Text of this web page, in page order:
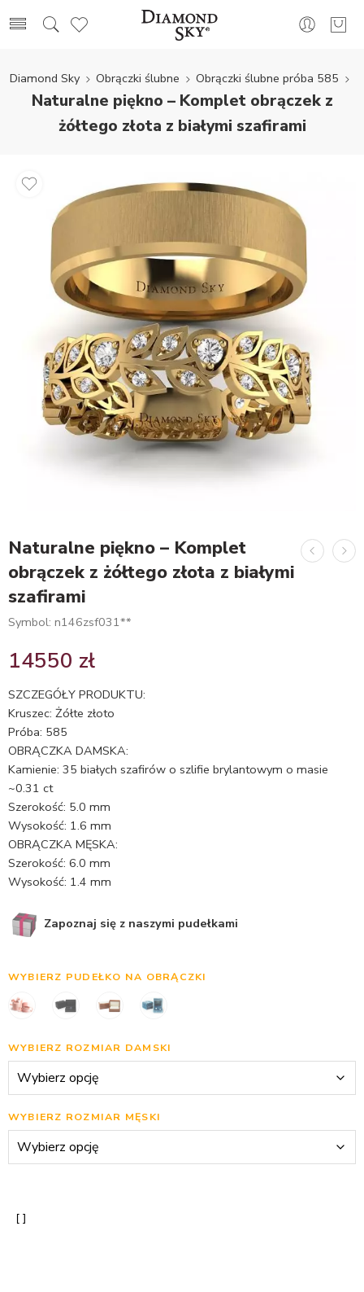
Diamond Sky Obrączki ślubne Obrączki ślubne próba 585
Naturalne piękno – Komplet obrączek z
żółtego złota z białymi szafirami
Naturalne piękno – Komplet
obrączek z żółtego złota z białymi
szafirami
Symbol: n146zsf031**
14550 zł
SZCZEGÓŁY PRODUKTU:
Kruszec: Żółte złoto
Próba: 585
OBRĄCZKA DAMSKA:
Kamienie: 35 białych szafirów o szlifie brylantowym o masie
~0.31 ct
Szerokość: 5.0 mm
Wysokość: 1.6 mm
OBRĄCZKA MĘSKA:
Szerokość: 6.0 mm
Wysokość: 1.4 mm
Zapoznaj się z naszymi pudełkami
WYBIERZ PUDEŁKO NA OBRĄCZKI
WYBIERZ ROZMIAR DAMSKI
WYBIERZ ROZMIAR MĘSKI